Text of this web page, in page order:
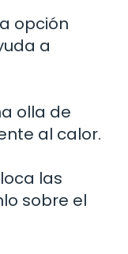
opción
a
olla de
al calor.
las
sobre el